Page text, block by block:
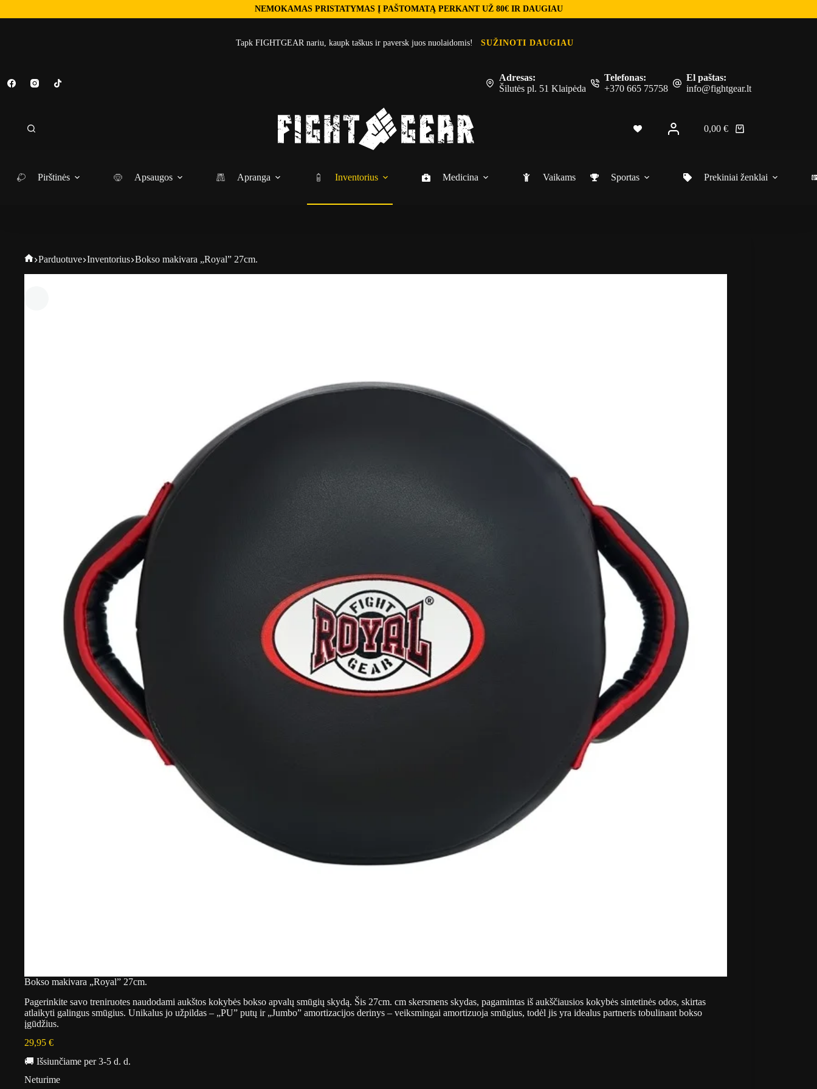
NEMOKAMAS PRISTATYMAS Į PAŠTOMATĄ PERKANT UŽ 80€ IR DAUGIAU
Tapk FIGHTGEAR nariu, kaupk taškus ir paversk juos nuolaidomis! SUŽINOTI DAUGIAU
Adresas:
Šilutės pl. 51 Klaipėda
Telefonas:
+370 665 75758
El paštas:
info@fightgear.lt
0,00€
Pirštinės Apsaugos Apranga Inventorius Medicina Vaikams Sportas Prekiniai ženklai
Parduotuve Inventorius Bokso makivara „Royal” 27cm.
Bokso makivara „Royal” 27cm.
Pagerinkite savo treniruotes naudodami aukštos kokybės bokso apvalų smūgių skydą. Šis 27cm. cm skersmens skydas, pagamintas iš aukščiausios kokybės sintetinės odos, skirtas
atlaikyti galingus smūgius. Unikalus jo užpildas – „PU” putų ir „Jumbo” amortizacijos derinys – veiksmingai amortizuoja smūgius, todėl jis yra idealus partneris tobulinant bokso
įgūdžius.
29,95 €
🚚 Išsiunčiame per 3-5 d. d.
Neturime